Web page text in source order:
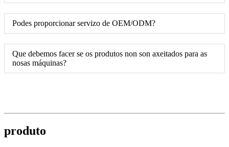
Podes proporcionar servizo de OEM/ODM?
Que debemos facer se os produtos non son axeitados para as
nosas máquinas?
produto